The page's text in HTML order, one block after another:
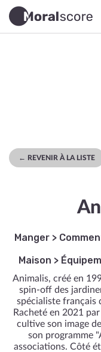
← REVENIR À LA LISTE
Manger>
Maison >
Animalis, créé en
spin-off des
spécialiste français
Racheté en 2021
cultive son image
son programme
associations. Côté